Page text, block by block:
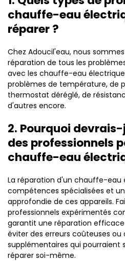
chauffe-eau
réparer ?
Chez Adoucil'eau, nous
réparation de tous les
avec les chauffe-eau
problèmes de température, de
thermostat déréglé, de
d'autres encore.
2. Pourquoi
des professionnels
chauffe-eau
La réparation d'un chauffe-eau
compétences spécialisées et
approfondie de ces appareils.
professionnels expérimentés
garantit une réparation efficace
éviter des erreurs coûteuses ou
supplémentaires qui pourraient
réparer soi-même.